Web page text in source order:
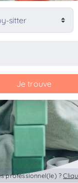
Je trouve
professionnel(le) ?